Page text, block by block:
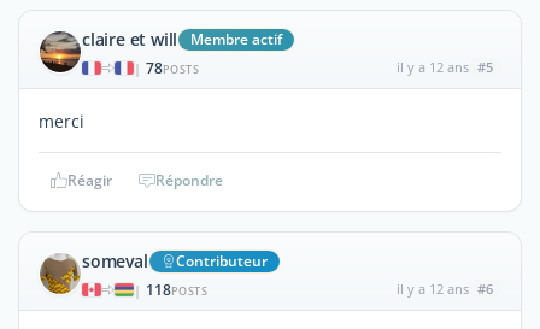
claire et will Membre actif
| 78POSTS il y a 12 ans #5
merci
Réagir Répondre
someval Contributeur
| 118POSTS il y a 12 ans #6